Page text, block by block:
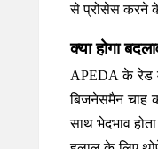
से प्रोसेस करने के
क्या होगा
APEDA के रेड
बिजनेसमैन चाह
साथ भेदभाव